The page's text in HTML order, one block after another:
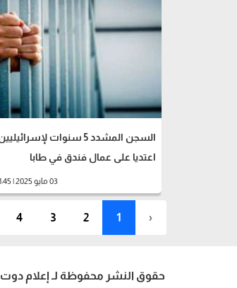
السجن المشدد 5 سنوات
اعتديا على عمال فندق في طابا
03 مايو 2025 | 11:45 مساءً
‹
1
2
3
4
حقوق النشر محفوظة لـ إعلام